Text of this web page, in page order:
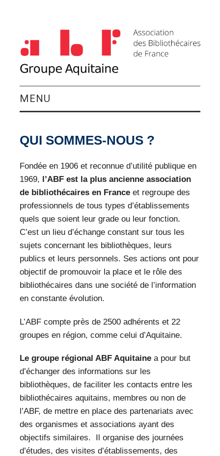
MENU
ACTIVITÉS DU
GROUPE
AGENDA
VEILLE PRO
RESSOURCES
OFFRES D’EMPLOIS
QUI SOMMES-NOUS ?
Fondée en 1906 et reconnue d’utilité publique en
1969, l’ABF est la plus ancienne association
de bibliothécaires en France et regroupe des
professionnels de tous types d’établissements
quels que soient leur grade ou leur fonction.
C’est un lieu d’échange constant sur tous les
sujets concernant les bibliothèques, leurs
publics et leurs personnels. Ses actions ont pour
objectif de promouvoir la place et le rôle des
bibliothécaires dans une société de l’information
en constante évolution.
L’ABF compte près de 2500 adhérents et 22
groupes en région, comme celui d’Aquitaine.
Le groupe régional ABF Aquitaine a pour but
d’échanger des informations sur les
bibliothèques, de faciliter les contacts entre les
bibliothécaires aquitains, membres ou non de
l’ABF, de mettre en place des partenariats avec
des organismes et associations ayant des
objectifs similaires. Il organise des journées
d’études, des visites d’établissements, des